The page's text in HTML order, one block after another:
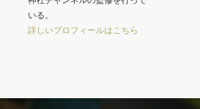
いる。
詳しいプロフィールはこちら